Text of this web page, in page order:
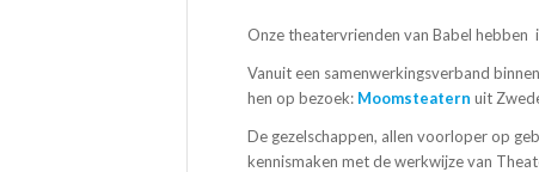
Onze theatervrienden van Babel
Vanuit een samenwerkingsverband
hen op bezoek: Moomsteatern uit
De gezelschappen, allen voorloper op
kennismaken met de werkwijze van